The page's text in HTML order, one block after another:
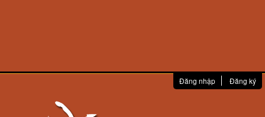
Đăng nhập Đăng ký